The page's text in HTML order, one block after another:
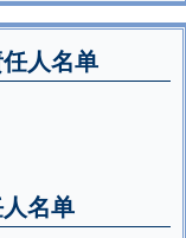
人名单
名单